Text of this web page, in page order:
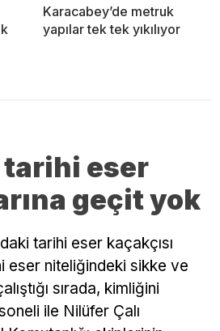
Karacabey’de metruk
yapılar tek tek yıkılıyor
tarihi eser
geçit yok
tarihi eser kaçakçısı
eser niteliğindeki sikke ve
sırada, kimliğini
ile Nilüfer Çalı